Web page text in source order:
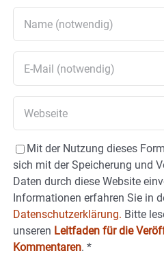
Mit der Nutzung dieses
sich mit der Speicherung und
Daten durch diese Website
Informationen erfahren Sie in
Datenschutzerklärung. Bitte
unseren Leitfaden für die
Kommentaren. *